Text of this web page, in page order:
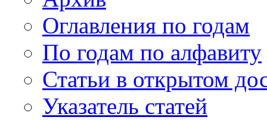
Оглавления по годам
По годам по алфавиту
Статьи в открытом
Указатель статей